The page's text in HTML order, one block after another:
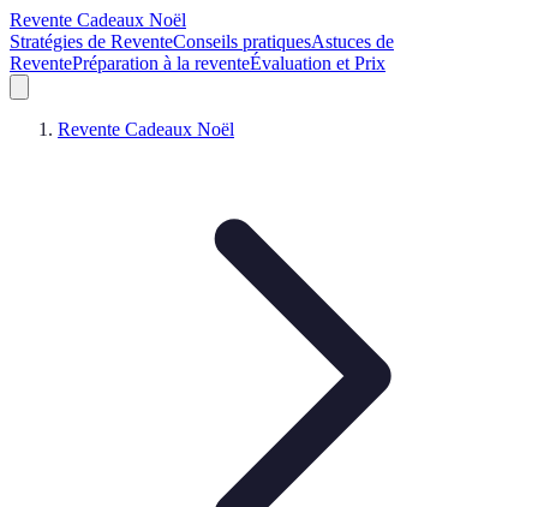
Revente Cadeaux Noël
Stratégies de ReventeConseils pratiquesAstuces de
ReventePréparation à la reventeÉvaluation et Prix
Revente Cadeaux Noël